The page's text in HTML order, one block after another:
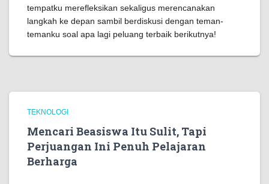
tempatku merefleksikan sekaligus merencanakan
langkah ke depan sambil berdiskusi dengan teman-
temanku soal apa lagi peluang terbaik berikutnya!
TEKNOLOGI
Mencari Beasiswa Itu Sulit, Tapi
Perjuangan Ini Penuh Pelajaran
Berharga